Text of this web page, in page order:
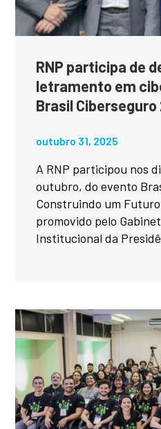
RNP participa de
letramento em
Brasil Ciberseguro
outubro 31, 2025
A RNP participou nos
outubro, do evento
Construindo um
promovido pelo
Institucional da